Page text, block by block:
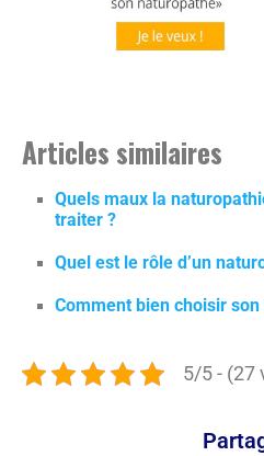
Articles similaires
Quels maux la
traiter ?
Quel est le rôle d’un
Comment bien choisir
5/5 - (27